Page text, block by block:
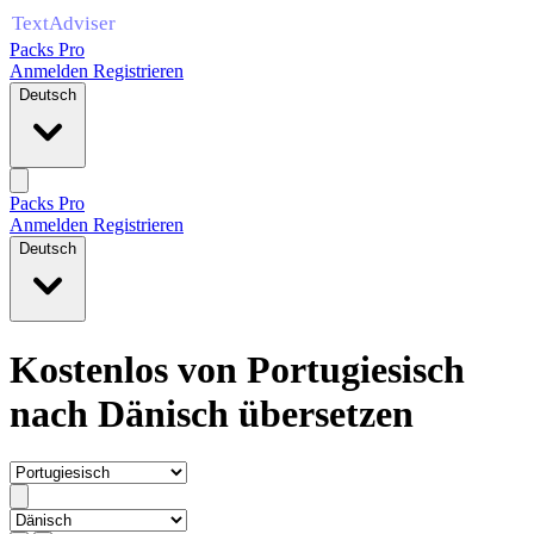
Packs Pro
Anmelden Registrieren
Deutsch
Packs Pro
Anmelden Registrieren
Deutsch
Kostenlos von Portugiesisch
nach Dänisch übersetzen